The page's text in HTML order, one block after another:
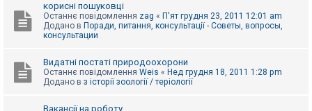
корисні пошуковці
Останнє повідомлення zag « П'ят грудня 23, 2011 12:01 am
Додано в Поради, питання, консультації - Советы, вопросы,
консультации
Видатні постаті природоохорони
Останнє повідомлення Weis « Нед грудня 18, 2011 1:28 pm
Додано в з історії зоології / теріології
Вакансії на роботу